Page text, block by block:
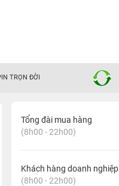
TRỌN ĐỜI
Tổng đài mua hàng
(8h00 - 22h00)
Khách hàng doanh nghiệp
(8h00 - 22h00)